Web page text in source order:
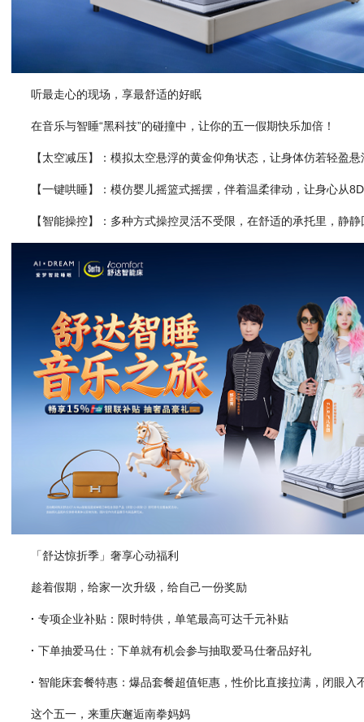
听最走心的现场，享最舒适的好眠
在音乐与智睡“黑科技”的碰撞中，让你的五一假期快乐加倍！
【太空减压】：模拟太空悬浮的黄金仰角状态，让身体仿若轻盈悬
【一键哄睡】：模仿婴儿摇篮式摇摆，伴着温柔律动，让身心从
【智能操控】：多种方式操控灵活不受限，在舒适的承托里，静
「舒达惊折季」奢享心动福利
趁着假期，给家一次升级，给自己一份奖励
· 专项企业补贴：限时特供，单笔最高可达千元补贴
· 下单抽爱马仕：下单就有机会参与抽取爱马仕奢品好礼
· 智能床套餐特惠：爆品套餐超值钜惠，性价比直接拉满，闭眼入
这个五一，来重庆邂逅南拳妈妈